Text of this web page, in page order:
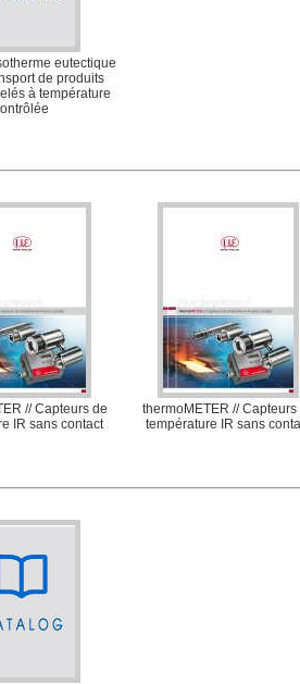
eutectique
de produits
à température
// Capteurs de
IR sans contact
thermoMETER // Capteurs
température IR sans